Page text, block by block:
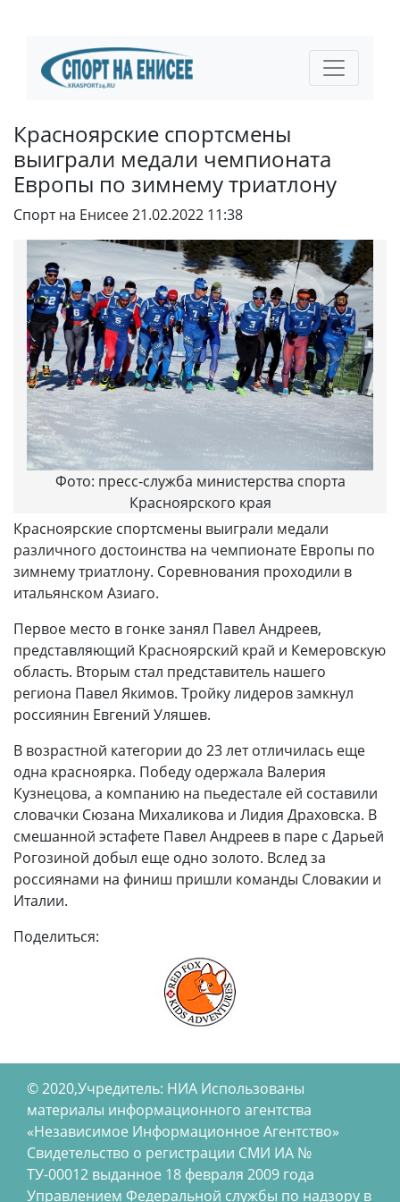
Красноярские спортсмены
выиграли медали чемпионата
Европы по зимнему триатлону
Спорт на Енисее21.02.2022 11:38
Фото: пресс-служба министерства спорта
Красноярского края
Красноярские спортсмены выиграли медали
различного достоинства на чемпионате Европы по
зимнему триатлону. Соревнования проходили в
итальянском Азиаго.
Первое место в гонке занял Павел Андреев,
представляющий Красноярский край и Кемеровскую
область. Вторым стал представитель нашего
региона Павел Якимов. Тройку лидеров замкнул
россиянин Евгений Уляшев.
В возрастной категории до 23 лет отличилась еще
одна красноярка. Победу одержала Валерия
Кузнецова, а компанию на пьедестале ей составили
словачки Сюзана Михаликова и Лидия Драховска. В
смешанной эстафете Павел Андреев в паре с Дарьей
Рогозиной добыл еще одно золото. Вслед за
россиянами на финиш пришли команды Словакии и
Италии.
Поделиться:
© 2020,Учредитель: НИА Использованы
материалы информационного агентства
«Независимое Информационное Агентство»
Свидетельство о регистрации СМИ ИА №
ТУ-00012 выданное 18 февраля 2009 года
Управлением Федеральной службы по надзору в